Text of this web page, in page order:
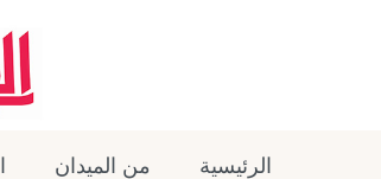
الرئيسية من الميدان